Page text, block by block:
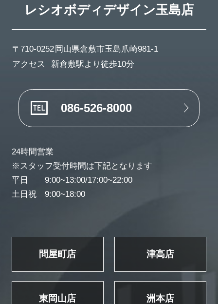
レシオボディデザイン玉島店
〒710-0252 岡山県倉敷市玉島爪崎981-1
アクセス
新倉敷駅より徒歩10分
086-526-8000
24時間営業
※スタッフ受付時間は下記となります
平日 9:00~13:00/17:00~22:00
土日祝 9:00~18:00
問屋町店 津高店
東岡山店 洲本店